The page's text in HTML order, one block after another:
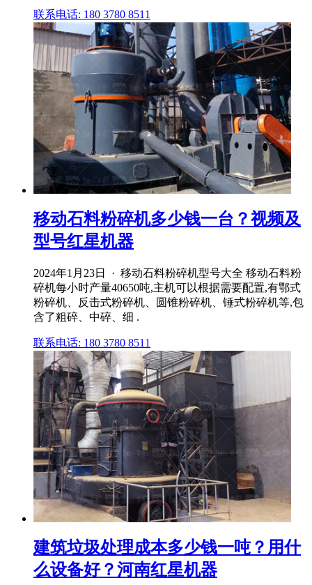
联系电话: 180 3780 8511
移动石料粉碎机多少钱一台？视频及
型号红星机器
2024年1月23日 · 移动石料粉碎机型号大全 移动石料粉
碎机每小时产量40650吨,主机可以根据需要配置,有鄂式
粉碎机、反击式粉碎机、圆锥粉碎机、锤式粉碎机等,包
含了粗碎、中碎、细 .
联系电话: 180 3780 8511
建筑垃圾处理成本多少钱一吨？用什
么设备好？河南红星机器